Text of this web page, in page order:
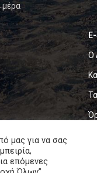
μέρα
Ο
μας για να σας
επόμενες